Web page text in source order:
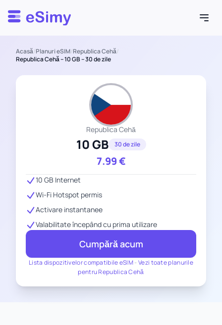
Esimy
Acasă/Planuri eSIM/Republica Cehă/
Republica Cehă – 10 GB – 30 de zile
Republica Cehă
10 GB 30 de zile
7.99€
Lista dispozitivelor compatibile eSIM- Vezi toate planurile
pentru Republica Cehă
10 GB Internet
Wi-Fi Hotspot permis
Activare instantanee
Valabilitate începând cu prima utilizare
Cumpără acum